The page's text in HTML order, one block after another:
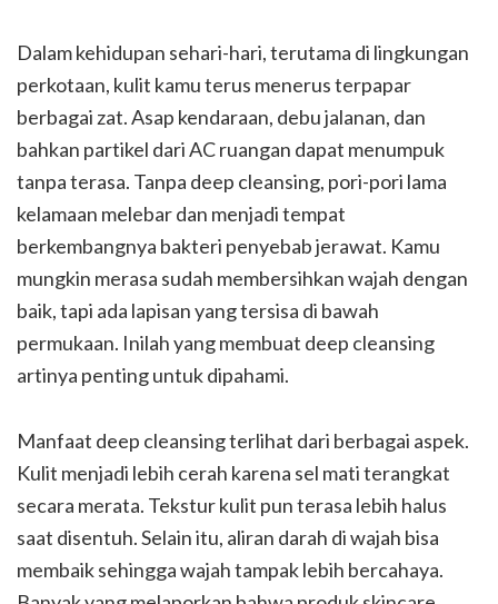
Dalam kehidupan sehari-hari, terutama di lingkungan
perkotaan, kulit kamu terus menerus terpapar
berbagai zat. Asap kendaraan, debu jalanan, dan
bahkan partikel dari AC ruangan dapat menumpuk
tanpa terasa. Tanpa deep cleansing, pori-pori lama
kelamaan melebar dan menjadi tempat
berkembangnya bakteri penyebab jerawat. Kamu
mungkin merasa sudah membersihkan wajah dengan
baik, tapi ada lapisan yang tersisa di bawah
permukaan. Inilah yang membuat deep cleansing
artinya penting untuk dipahami.
Manfaat deep cleansing terlihat dari berbagai aspek.
Kulit menjadi lebih cerah karena sel mati terangkat
secara merata. Tekstur kulit pun terasa lebih halus
saat disentuh. Selain itu, aliran darah di wajah bisa
membaik sehingga wajah tampak lebih bercahaya.